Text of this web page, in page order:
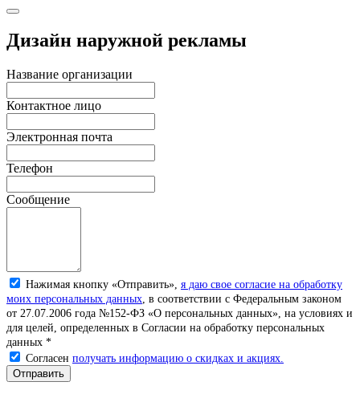
Дизайн наружной рекламы
Название организации
Контактное лицо
Электронная почта
Телефон
Сообщение
Нажимая кнопку «Отправить», я даю свое согласие на обработку
моих персональных данных, в соответствии с Федеральным законом
от 27.07.2006 года №152-ФЗ «О персональных данных», на условиях и
для целей, определенных в Согласии на обработку персональных
данных *
Согласен получать информацию о скидках и акциях.
Отправить